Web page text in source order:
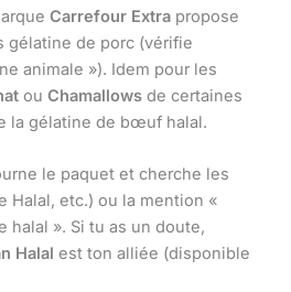
Carrefour Extra propose
gélatine de porc (vérifie
animale »). Idem pour les
ou Chamallows de certaines
la gélatine de bœuf halal.
le paquet et cherche les
Halal, etc.) ou la mention «
». Si tu as un doute,
Halal est ton alliée (disponible